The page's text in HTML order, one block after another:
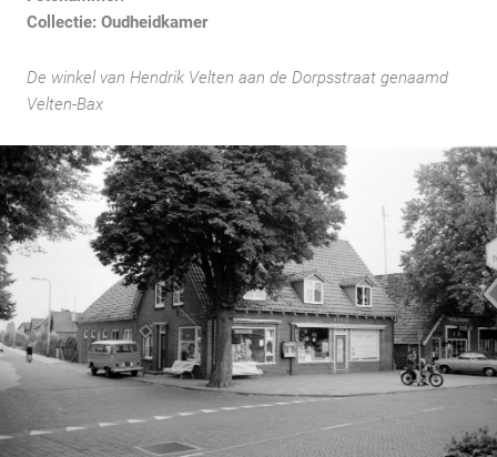
Collectie: Oudheidkamer
De winkel van Hendrik Velten aan de Dorpsstraat genaamd
Velten-Bax